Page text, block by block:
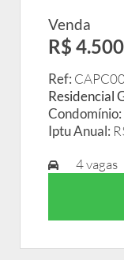
Venda
R$
Ref:
Residencial
Condomínio:
Iptu Anual:
4 vagas